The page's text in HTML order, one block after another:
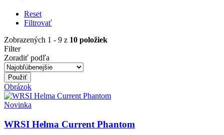
Reset
Filtrovať
Zobrazených 1 - 9 z 10 položiek
Filter
Zoradiť podľa
Obrázok
Novinka
WRSI Helma Current Phantom